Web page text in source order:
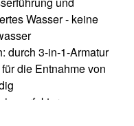
Wasser - keine
durch 3-in-1-Armatur
die Entnahme von
in perfekter